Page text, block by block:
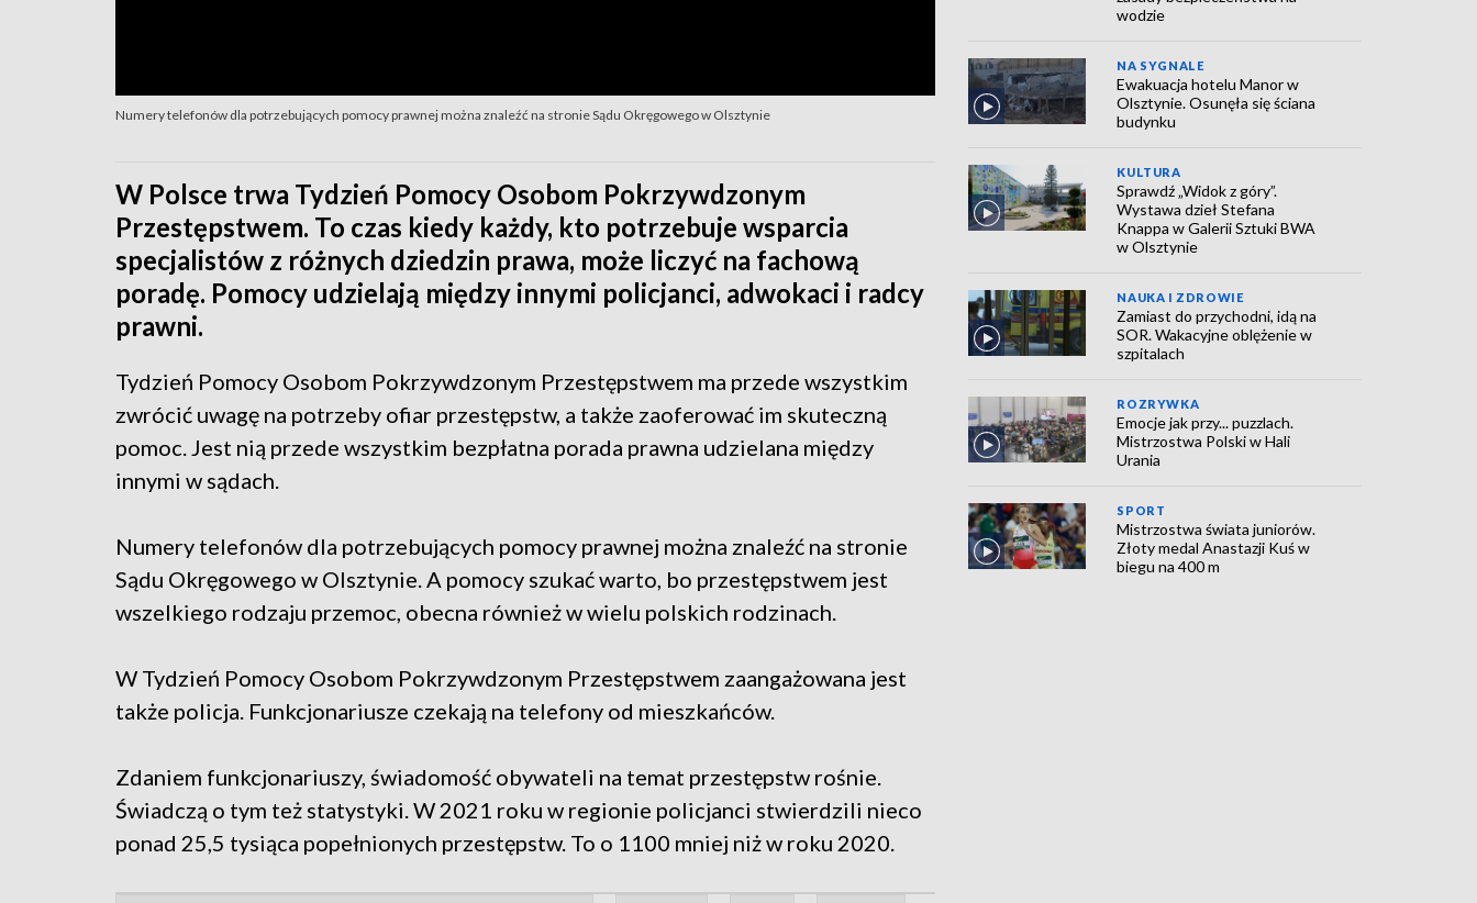
Numery telefonów dla potrzebujących pomocy prawnej można znaleźć na stronie Sądu Okręgowego w Olsztynie
W Polsce trwa Tydzień Pomocy Osobom Pokrzywdzonym
Przestępstwem. To czas kiedy każdy, kto potrzebuje wsparcia
specjalistów z różnych dziedzin prawa, może liczyć na fachową
poradę. Pomocy udzielają między innymi policjanci, adwokaci i radcy
prawni.
Tydzień Pomocy Osobom Pokrzywdzonym Przestępstwem ma przede wszystkim
zwrócić uwagę na potrzeby ofiar przestępstw, a także zaoferować im skuteczną
pomoc. Jest nią przede wszystkim bezpłatna porada prawna udzielana między
innymi w sądach.
Numery telefonów dla potrzebujących pomocy prawnej można znaleźć na stronie
Sądu Okręgowego w Olsztynie. A pomocy szukać warto, bo przestępstwem jest
wszelkiego rodzaju przemoc, obecna również w wielu polskich rodzinach.
W Tydzień Pomocy Osobom Pokrzywdzonym Przestępstwem zaangażowana jest
także policja. Funkcjonariusze czekają na telefony od mieszkańców.
Zdaniem funkcjonariuszy, świadomość obywateli na temat przestępstw rośnie.
Świadczą o tym też statystyki. W 2021 roku w regionie policjanci stwierdzili nieco
ponad 25,5 tysiąca popełnionych przestępstw. To o 1100 mniej niż w roku 2020.
wodzie
NA SYGNALE
Ewakuacja hotelu Manor w
Olsztynie. Osunęła się ściana
budynku
KULTURA
Sprawdź „Widok z góry”.
Wystawa dzieł Stefana
Knappa w Galerii Sztuki BWA
w Olsztynie
NAUKA I ZDROWIE
Zamiast do przychodni, idą na
SOR. Wakacyjne oblężenie w
szpitalach
ROZRYWKA
Emocje jak przy... puzzlach.
Mistrzostwa Polski w Hali
Urania
SPORT
Mistrzostwa świata juniorów.
Złoty medal Anastazji Kuś w
biegu na 400 m